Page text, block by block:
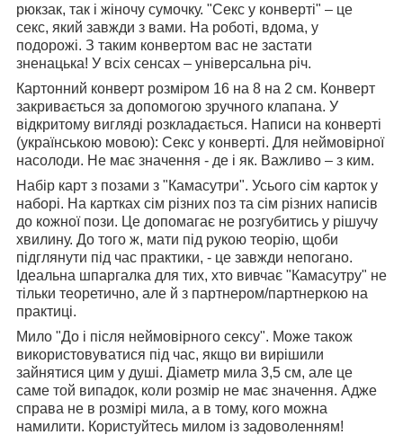
рюкзак, так і жіночу сумочку. "Секс у конверті" – це
секс, який завжди з вами. На роботі, вдома, у
подорожі. З таким конвертом вас не застати
зненацька! У всіх сенсах – універсальна річ.
Картонний конверт розміром 16 на 8 на 2 см. Конверт
закривається за допомогою зручного клапана. У
відкритому вигляді розкладається. Написи на конверті
(українською мовою): Секс у конверті. Для неймовірної
насолоди. Не має значення - де і як. Важливо – з ким.
Набір карт з позами з "Камасутри". Усього сім карток у
наборі. На картках сім різних поз та сім різних написів
до кожної пози. Це допомагає не розгубитись у рішучу
хвилину. До того ж, мати під рукою теорію, щоби
підглянути під час практики, - це завжди непогано.
Ідеальна шпаргалка для тих, хто вивчає "Камасутру" не
тільки теоретично, але й з партнером/партнеркою на
практиці.
Мило "До і після неймовірного сексу". Може також
використовуватися під час, якщо ви вирішили
зайнятися цим у душі. Діаметр мила 3,5 см, але це
саме той випадок, коли розмір не має значення. Адже
справа не в розмірі мила, а в тому, кого можна
намилити. Користуйтесь милом із задоволенням!